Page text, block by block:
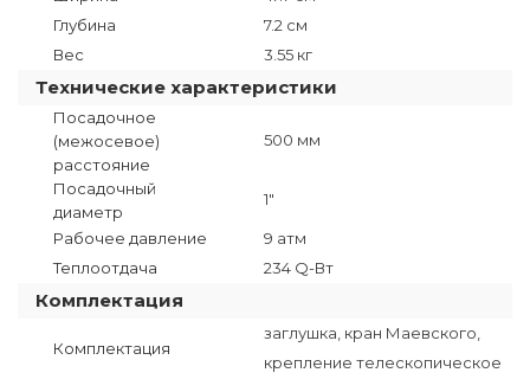
Глубина
7.2 см
Вес
3.55 кг
Технические характеристики
Посадочное
(межосевое)
расстояние
500 мм
Посадочный
диаметр
1"
Рабочее давление
9 атм
Теплоотдача
234 Q-Вт
Комплектация
Комплектация
заглушка, кран Маевского,
крепление телескопическое